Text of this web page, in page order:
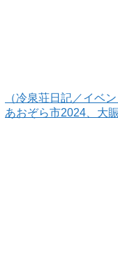
（冷泉荘日記／イベ
あおぞら市2024、大